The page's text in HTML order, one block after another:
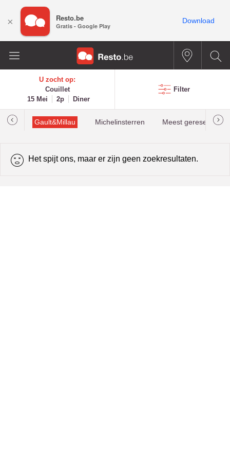
U zocht op:
Couillet
15 Mei
2p Diner
Filter
Gault&Millau Michelinsterren Meest gereserveerd
Het spijt ons, maar er zijn geen zoekresultaten.
× Resto.be
Gratis - Google Play
Download